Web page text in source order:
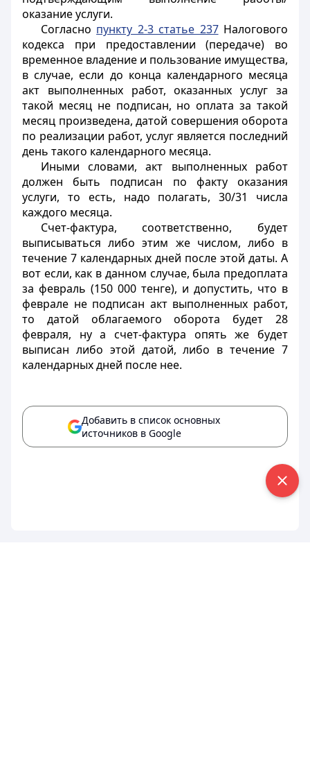
оказание услуги.
Согласно пункту 2-3 статье 237Налогового
кодекса при предоставлении (передаче) во
временное владение и пользование имущества,
в случае, если до конца календарного месяца
акт выполненных работ, оказанных услуг за
такой месяц не подписан, но оплата за такой
месяц произведена, датой совершения оборота
по реализации работ, услуг является последний
день такого календарного месяца.
Иными словами, акт выполненных работ
должен быть подписан по факту оказания
услуги, то есть, надо полагать, 30/31 числа
каждого месяца.
Счет-фактура, соответственно, будет
выписываться либо этим же числом, либо в
течение 7 календарных дней после этой даты. А
вот если, как в данном случае, была предоплата
за февраль (150 000 тенге), и допустить, что в
феврале не подписан акт выполненных работ,
то датой облагаемого оборота будет 28
февраля, ну а счет-фактура опять же будет
выписан либо этой датой, либо в течение 7
календарных дней после нее.
Добавить в список основных
источников в Google